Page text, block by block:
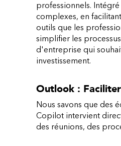
professionnels.
complexes, en
outils que les
simplifier les
d'entreprise qui
investissement.
Outlook :
Nous savons que des
Copilot intervient
des réunions, des